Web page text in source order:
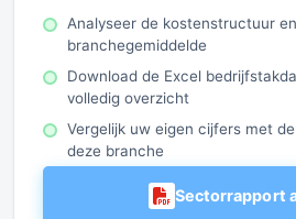
Analyseer de kostenstructuur
branchegemiddelde
Download de Excel
volledig overzicht
Vergelijk uw eigen cijfers met
deze branche
Sectorrapport